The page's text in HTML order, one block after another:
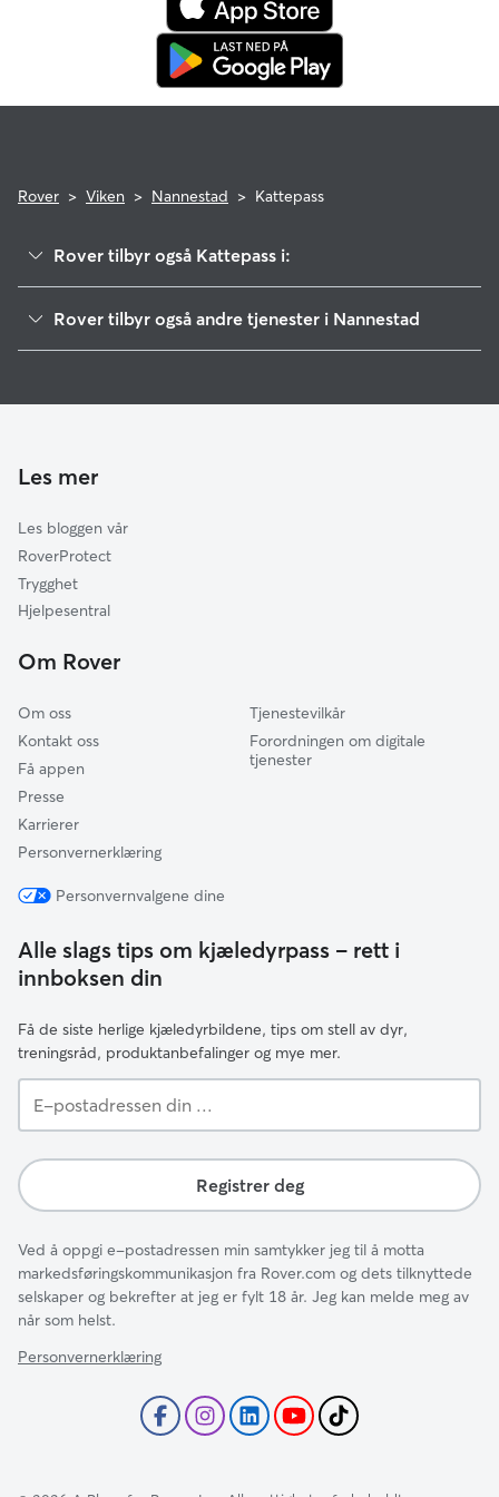
Rover > Viken > Nannestad > Kattepass
Rover tilbyr også Kattepass i:
Eidsvoll
Lillestrøm
Lørenskog
Rælingen
Jevnaker
Rover tilbyr også andre tjenester i Nannestad
Les mer
Les bloggen vår
RoverProtect
Trygghet
Hjelpesentral
Om Rover
Om oss
Kontakt oss
Få appen
Presse
Karrierer
Personvernerklæring
Tjenestevilkår
Forordningen om digitale
tjenester
Personvernvalgene dine
Alle slags tips om kjæledyrpass – rett i
innboksen din
Få de siste herlige kjæledyrbildene, tips om stell av dyr,
treningsråd, produktanbefalinger og mye mer.
postadressen
...
Registrer deg
Ved å oppgi e-postadressen min samtykker jeg til å motta
markedsføringskommunikasjon fra Rover.com og dets tilknyttede
selskaper og bekrefter at jeg er fylt 18 år. Jeg kan melde meg av
når som helst.
Personvernerklæring